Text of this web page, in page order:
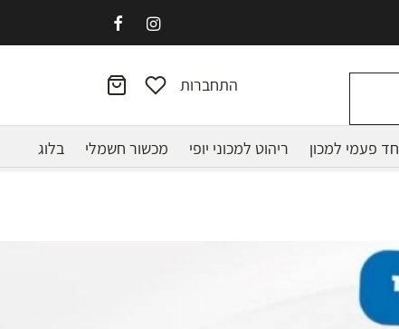
התחברות
חד פעמי למכון ריהוט למכוני יופי מכשור חשמלי בלוג